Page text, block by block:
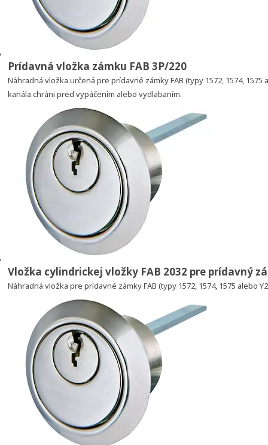
Prídavná vložka zámku FAB 3P/220
Náhradná vložka určená pre prídavné zámky FAB (typy 1572, 1574,
kanála chráni pred vypáčením alebo vydlabaním.
Vložka cylindrickej vložky FAB 2032 pre prídavný
Náhradná vložka pre prídavné zámky FAB (typy 1572, 1574, 1575